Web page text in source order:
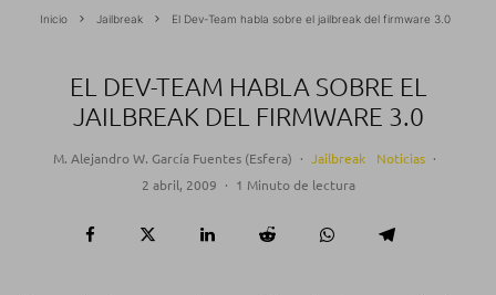
Inicio Jailbreak El Dev-Team habla sobre el jailbreak del firmware 3.0
EL DEV-TEAM HABLA SOBRE EL
JAILBREAK DEL FIRMWARE 3.0
M. Alejandro W. García Fuentes (Esfera) · Jailbreak Noticias ·
2 abril, 2009 · 1 Minuto de lectura